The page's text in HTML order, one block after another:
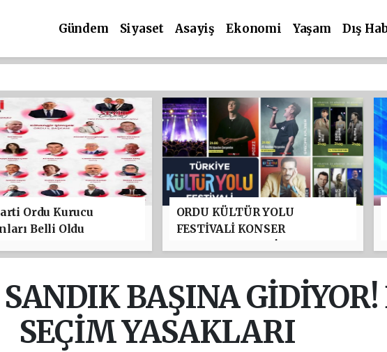
Gündem Siyaset Asayiş Ekonomi Yaşam Dış
Ordu Kurucu
Belli Oldu
ORDU KÜLTÜR YOLU
FESTİVALİ KONSER
TAYFUN GÜRSOY PARKI'NDA
YILDIZLAR GEÇİDİ
BAŞINA GİDİYOR!
SEÇİM YASAKLARI